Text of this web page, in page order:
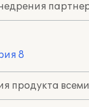
8
продукта